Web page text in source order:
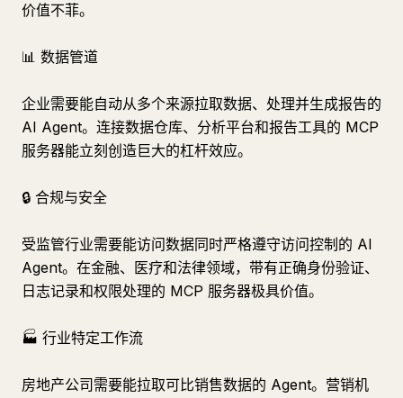
价值不菲。
📊 数据管道
企业需要能自动从多个来源拉取数据、处理并生成报告的
AI Agent。连接数据仓库、分析平台和报告工具的 MCP
服务器能立刻创造巨大的杠杆效应。
🔒 合规与安全
受监管行业需要能访问数据同时严格遵守访问控制的 AI
Agent。在金融、医疗和法律领域，带有正确身份验证、
日志记录和权限处理的 MCP 服务器极具价值。
🏭 行业特定工作流
房地产公司需要能拉取可比销售数据的 Agent。营销机